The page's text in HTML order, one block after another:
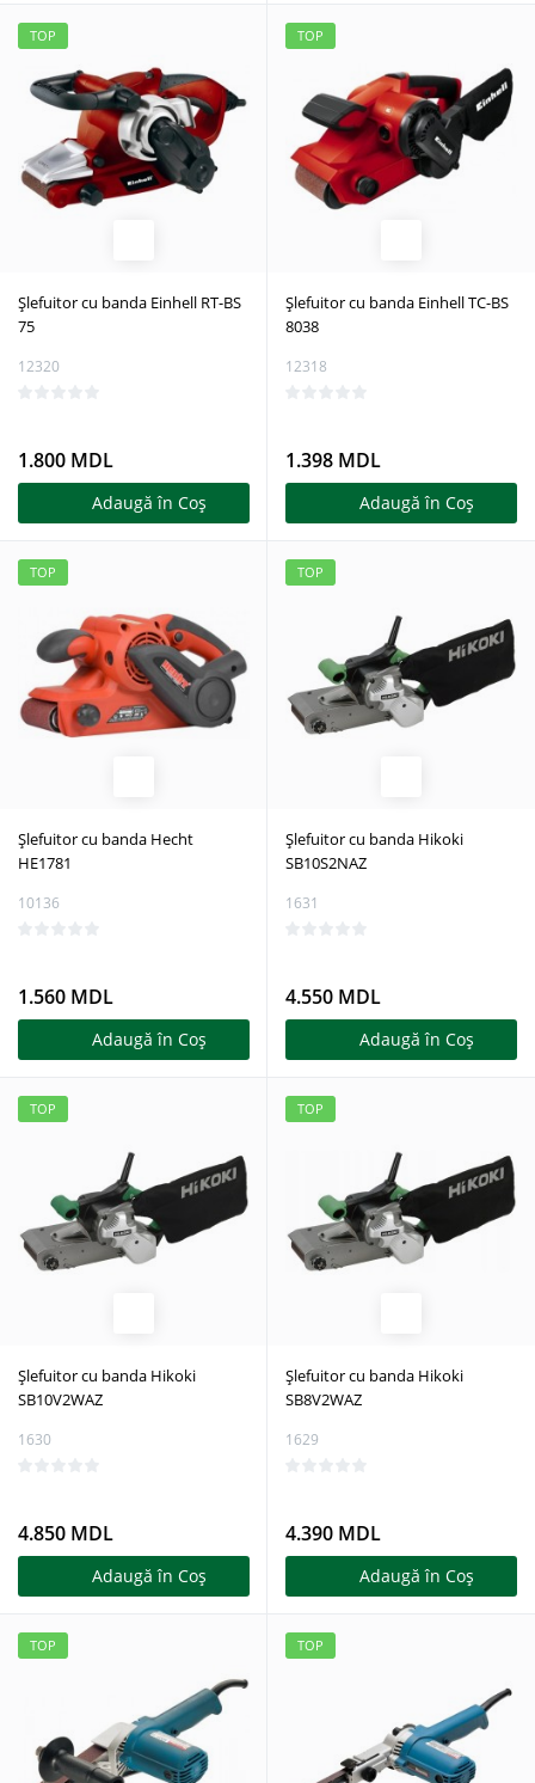
TOP
Șlefuitor cu banda Einhell RT-BS
75
12320
1.800 MDL
Adaugă în Coş
TOP
Șlefuitor cu banda Einhell TC-BS
8038
12318
1.398 MDL
Adaugă în Coş
TOP
Șlefuitor cu banda Hecht
HE1781
10136
1.560 MDL
Adaugă în Coş
TOP
Șlefuitor cu banda Hikoki
SB10S2NAZ
1631
4.550 MDL
Adaugă în Coş
TOP
Șlefuitor cu banda Hikoki
SB10V2WAZ
1630
4.850 MDL
Adaugă în Coş
TOP
Șlefuitor cu banda Hikoki
SB8V2WAZ
1629
4.390 MDL
Adaugă în Coş
TOP TOP